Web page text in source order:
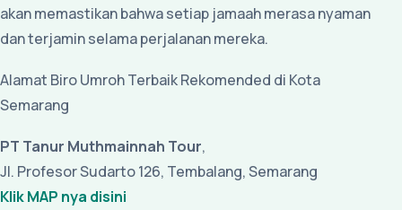
akan memastikan bahwa setiap jamaah merasa nyaman
dan terjamin selama perjalanan mereka.
Alamat Biro Umroh Terbaik Rekomended di Kota
Semarang
PT Tanur Muthmainnah Tour,
Jl. Profesor Sudarto 126, Tembalang, Semarang
Klik MAP nya disini